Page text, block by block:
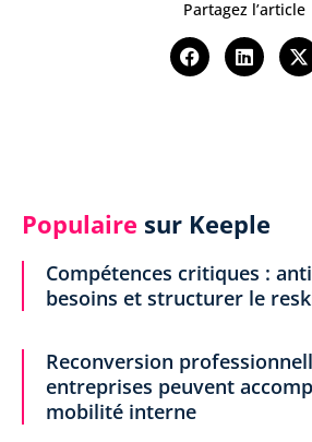
Partagez l’article
Populaire sur Keeple
Compétences critiques :
besoins et structurer le
Reconversion
entreprises peuvent
mobilité interne